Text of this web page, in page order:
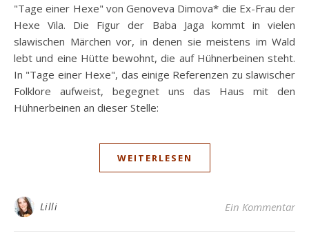
"Tage einer Hexe" von Genoveva Dimova* die Ex-Frau der
Hexe Vila. Die Figur der Baba Jaga kommt in vielen
slawischen Märchen vor, in denen sie meistens im Wald
lebt und eine Hütte bewohnt, die auf Hühnerbeinen steht.
In "Tage einer Hexe", das einige Referenzen zu slawischer
Folklore aufweist, begegnet uns das Haus mit den
Hühnerbeinen an dieser Stelle:
WEITERLESEN
Lilli Ein Kommentar